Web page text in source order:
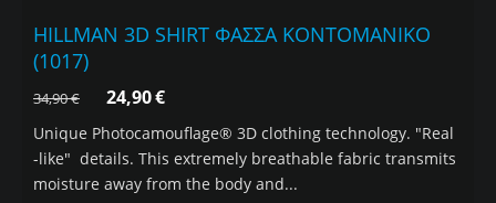
HILLMAN 3D SHIRT ΦΑΣΣΑ ΚΟΝΤΟΜΑΝΙΚΟ
(1017)
34,90€ 24,90€
Unique Photocamouflage® 3D clothing technology. "Real
-like" details. This extremely breathable fabric transmits
moisture away from the body and...